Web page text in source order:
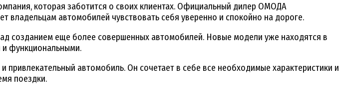
которая заботится о своих клиентах. Официальный дилер ОМОДА
владельцам автомобилей чувствовать себя уверенно и спокойно на дороге.
созданием еще более совершенных автомобилей. Новые модели уже находятся в
функциональными.
автомобиль. Он сочетает в себе все необходимые характеристики и
поездки.